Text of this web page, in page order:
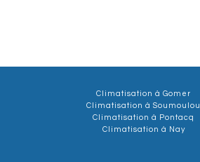
Climatisation à Gomer
Climatisation à Soumoulou
Climatisation à Pontacq
Climatisation à Nay